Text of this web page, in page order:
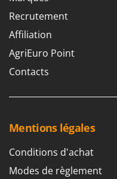
Sirman
Skil
Smartwood
Smeg
Spice Electronics
Recrutement
Affiliation
AgriEuro Point
Contacts
Mentions légales
Conditions d'achat
Modes de règlement